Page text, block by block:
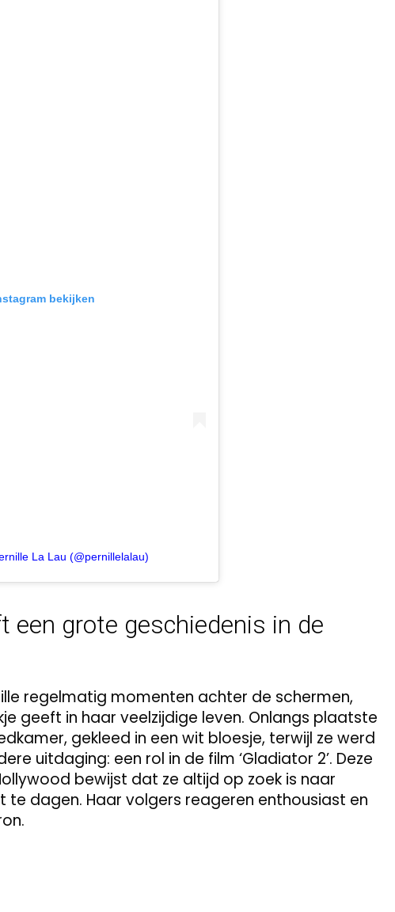
bekijken
La Lau (@pernillelalau)
een grote geschiedenis in de
regelmatig momenten achter de schermen,
geeft in haar veelzijdige leven. Onlangs plaatste
gekleed in een wit bloesje, terwijl ze werd
uitdaging: een rol in de film ‘Gladiator 2’. Deze
bewijst dat ze altijd op zoek is naar
te dagen. Haar volgers reageren enthousiast en